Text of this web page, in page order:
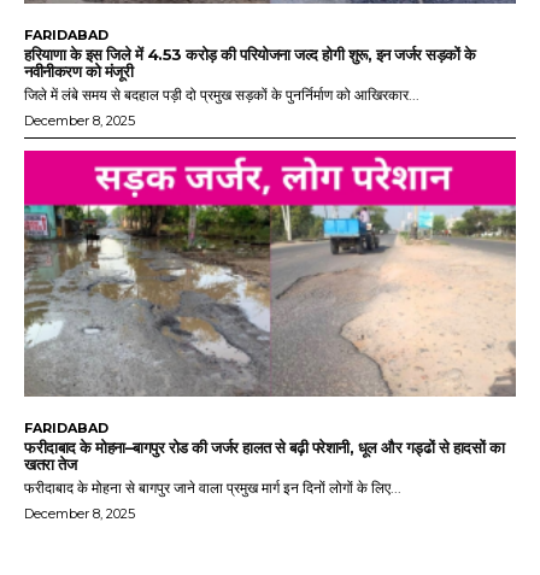
FARIDABAD
हरियाणा के इस जिले में 4.53 करोड़ की परियोजना जल्द होगी शुरू, इन जर्जर सड़कों के
नवीनीकरण को मंजूरी
जिले में लंबे समय से बदहाल पड़ी दो प्रमुख सड़कों के पुनर्निर्माण को आखिरकार...
December 8, 2025
FARIDABAD
फरीदाबाद के मोहना–बागपुर रोड की जर्जर हालत से बढ़ी परेशानी, धूल और गड्ढों से हादसों का
खतरा तेज
फरीदाबाद के मोहना से बागपुर जाने वाला प्रमुख मार्ग इन दिनों लोगों के लिए...
December 8, 2025